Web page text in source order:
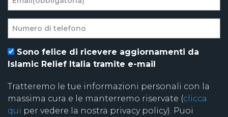
Sono felice di ricevere aggiornamenti da
Islamic Relief Italia tramite e-mail
Tratteremo le tue informazioni personali con la
massima cura e le manterremo riservate (clicca
qui per vedere la nostra privacy policy). Puoi